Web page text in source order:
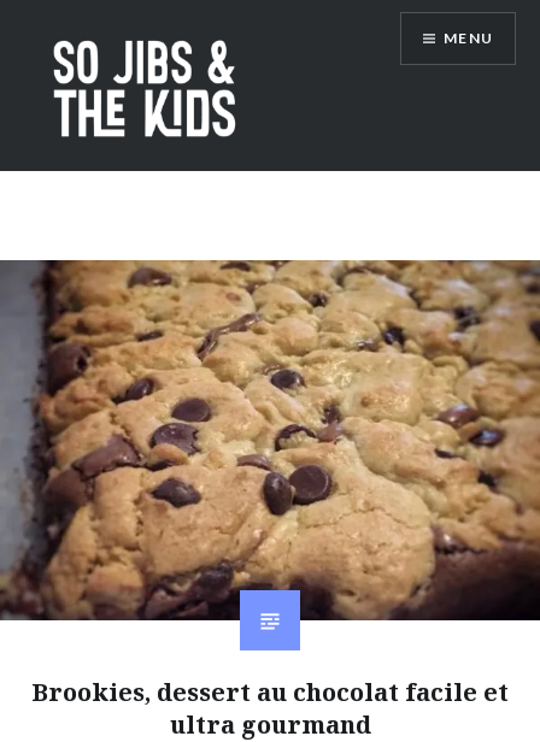
contenu
principal
So Jibs & the Kids
MENU
Brookies, dessert au chocolat facile et
ultra gourmand